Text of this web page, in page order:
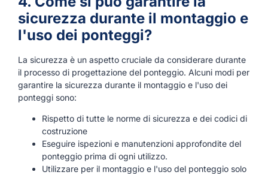
sicurezza durante il montaggio e
l'uso dei ponteggi?
La sicurezza è un aspetto cruciale da considerare durante
il processo di progettazione del ponteggio. Alcuni modi per
garantire la sicurezza durante il montaggio e l'uso dei
ponteggi sono:
Rispetto di tutte le norme di sicurezza e dei codici di
costruzione
Eseguire ispezioni e manutenzioni approfondite del
ponteggio prima di ogni utilizzo.
Utilizzare per il montaggio e l'uso del ponteggio solo